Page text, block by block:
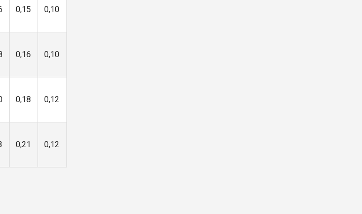
0,15 0,10
0,16 0,10
0,18 0,12
0,21 0,12